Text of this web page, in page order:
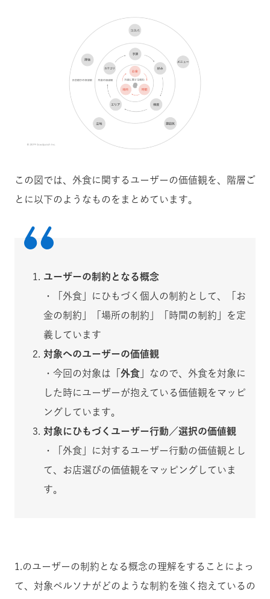
この図では、外食に関するユーザーの価値観を、階層ご
とに以下のようなものをまとめています。
ユーザーの制約となる概念
・「外食」にひもづく個人の制約として、「お
金の制約」「場所の制約」「時間の制約」を定
義しています
対象へのユーザーの価値観
・今回の対象は
「外食」 なので、外食を対象に
した時にユーザーが抱えている価値観をマッピ
ングしています。
対象にひもづくユーザー行動／選択の価値観
・「外食」に対するユーザー行動の価値観とし
て、お店選びの価値観をマッピングしていま
す。
1.のユーザーの制約となる概念の理解をすることによっ
て、対象ペルソナがどのような制約を強く抱えているの